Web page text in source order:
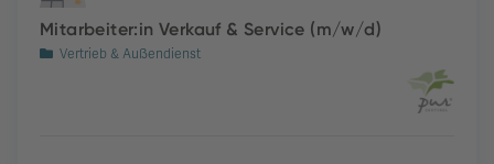
Mitarbeiter:in Verkauf & Service (m/w/d)
Vertrieb & Außendienst